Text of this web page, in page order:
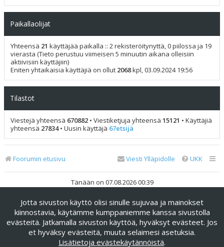
Paikallaolijat
Yhteensä 21 käyttäjää paikalla :: 2 rekisteröitynyttä, 0 piilossa ja 19
vierasta (Tieto perustuu viimeisen 5 minuutin aikana olleisiin
aktiivisiin käyttäjiin)
Eniten yhtaikaisia käyttäjiä on ollut 2068kpl, 03.09.2024 19:56
Tilastot
Viestejä yhteensä 670882 • Viestiketjuja yhteensä 15121 • Käyttäjiä
yhteensä 27834• Uusin käyttäjä 67etsijä
Foorumin etusivu UKK
Viesti Ylläpidolle
Tänään on 07.08.2026 00:39
Keskustelufoorumin ohjelmistophpBB® Forum Software ©
phpBB Limited
Käännös: phpBB Suomi (lurttinen, harritapio, Pettis)
phpBB Metro Theme byPixelGoose Studio
Jotta sivuston käyttö olisi sinulle sujuvaa ja mainokset
kiinnostavia, käytämme kumppaniemme kanssa sivustolla
evästeitä. Jatkamalla sivuston käyttöä, hyväksyt evästeet. Jos
et hyväksy evästeitä, muuta selaimesi asetuksia.
Lisätietoja evästekäytännöistä.